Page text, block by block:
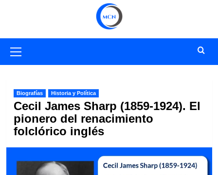
primario
Biografías Historia y Política
Cecil James Sharp (1859-1924). El
pionero del renacimiento
folclórico inglés